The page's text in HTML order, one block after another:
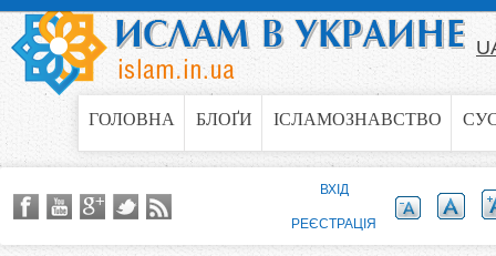
Jump to navigation
ГОЛОВНА БЛОҐИ ІСЛАМОЗНАВСТВО
ВХІД
РЕЄСТРАЦІЯ